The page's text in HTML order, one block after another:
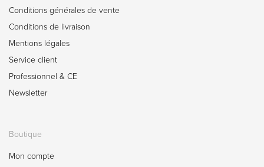
Conditions générales de vente
Conditions de livraison
Mentions légales
Service client
Professionnel & CE
Newsletter
Boutique
Mon compte